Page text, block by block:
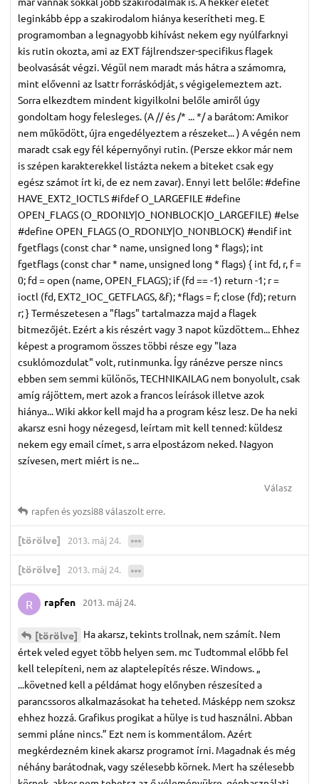
leginkább épp a szakirodalom hiánya keserítheti meg. E
programomban a legnagyobb kihívást nekem egy nyúlfarknyi
kis rutin okozta, ami az EXT fájlrendszer-specifikus flagek
beolvasását végzi. Végül nem maradt más hátra a számomra,
mint elővenni az lsattr forráskódját, s végigelemeztem azt.
Sorra elkezdtem mindent kigyilkolni belőle amiről úgy
gondoltam hogy felesleges. (A // és /* ... */ a barátom: Amikor
nem működött, újra engedélyeztem a részeket... ) A végén nem
maradt csak egy fél képernyőnyi rutin. (Persze ekkor már nem
is szépen karakterekkel listázta nekem a biteket csak egy
egész számot írt ki, de ez nem zavar). Ennyi lett belőle: #define
HAVE_EXT2_IOCTLS #ifdef O_LARGEFILE #define
OPEN_FLAGS (O_RDONLY|O_NONBLOCK|O_LARGEFILE) #else
#define OPEN_FLAGS (O_RDONLY|O_NONBLOCK) #endif int
fgetflags (const char * name, unsigned long * flags); int
fgetflags (const char * name, unsigned long * flags) { int fd, r, f =
0; fd = open (name, OPEN_FLAGS); if (fd == -1) return -1; r =
ioctl (fd, EXT2_IOC_GETFLAGS, &f); *flags = f; close (fd); return
r; } Természetesen a "flags" tartalmazza majd a flagek
bitmezőjét. Ezért a kis részért vagy 3 napot küzdöttem... Ehhez
képest a programom összes többi része egy "laza
csuklómozdulat" volt, rutinmunka. Így ránézve persze nincs
ebben sem semmi különös, TECHNIKAILAG nem bonyolult, csak
amíg rájöttem, mert azok a francos leírások illetve azok
hiánya... Wiki akkor kell majd ha a program kész lesz. De ha neki
akarsz esni hogy nézegesd, leírtam mit kell tenned: küldesz
nekem egy email címet, s arra elpostázom neked. Nagyon
szívesen, mert miért is ne...
Válasz
rapfenésyozsi88válaszolt erre.
[törölve] 2013. máj 24.
[törölve] 2013. máj 24.
R rapfen 2013. máj 24.
[törölve] Ha akarsz, tekints trollnak, nem számít. Nem
értek veled egyet több helyen sem. mc Tudtommal előbb fel
kell telepíteni, nem az alaptelepítés része. Windows. „
...követned kell a példámat hogy előnyben részesíted a
parancssoros alkalmazásokat ha teheted. Másképp nem szoksz
ehhez hozzá. Grafikus progikat a hülye is tud használni. Abban
semmi pláne nincs.” Ezt nem is kommentálom. Azért
megkérdezném kinek akarsz programot írni. Magadnak és még
néhány barátodnak, vagy szélesebb körnek. Mert ha szélesebb